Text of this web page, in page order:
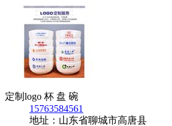
定制logo 杯 盘 碗
15763584561
地址：山东省聊城市高唐县